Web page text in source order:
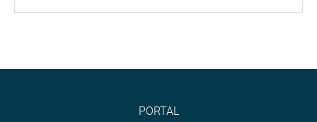
PORTAL